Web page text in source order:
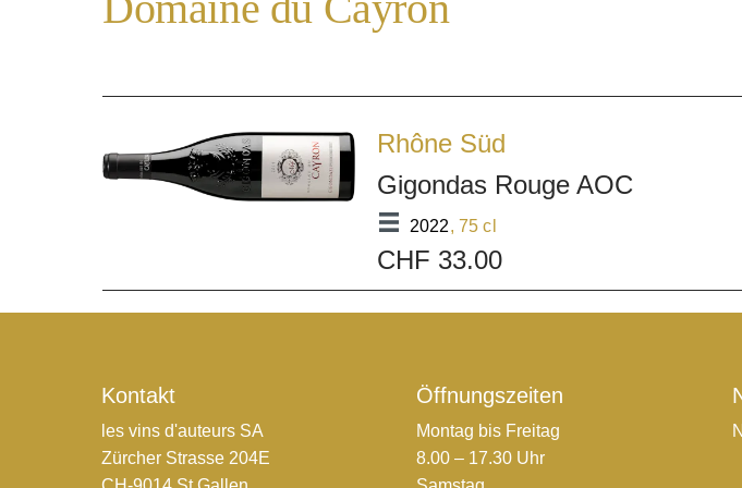
Rhône Süd
Gigondas Rouge AOC
2022, 75 cl
CHF 33.00
Kontakt
les vins d'auteurs SA
Zürcher Strasse 204E
Öffnungszeiten
Montag bis Freitag
8.00 – 17.30 Uhr